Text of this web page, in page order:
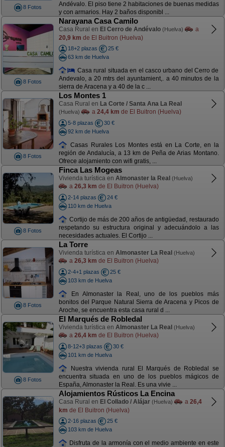
8 Fotos
Andévalo. El piso tiene 2 habitaciones de buenas medidas
y con armarios. Hay 2 baños disponibl ...
8 Fotos
Narayana Casa Camilo
Casa Rural en El Cerro de Andévalo (Huelva)
a
20,9 km de El Buitron (Huelva)
18+2 plazas
25 €
63 km de Huelva
Casa rural situada en el casco urbano del Cerro de
Andevalo, a 20 mtrs del ayuntamient,. a 40 minutos de la
sierra de Aracena y a 40 de la c ...
8 Fotos
Los Montes 1
Casa Rural en La Corte / Santa Ana La Real
(Huelva) a 24,4 km de El Buitron (Huelva)
5-8 plazas
30 €
92 km de Huelva
Casas Rurales Los Montes está en La Corte, en la
región de Andalucía, a 13 km de Peña de Arias Montano.
Ofrece alojamiento con wifi gratis, ...
8 Fotos
Finca Las Mogeas
Vivienda turística en Almonaster la Real (Huelva)
a 26,3 km de El Buitron (Huelva)
2-14 plazas
24 €
110 km de Huelva
Cortijo de más de 200 años de antigüedad, restaurado
respetando su estructura original y adecuándolo a las
necesidades actuales. El Cortijo ...
8 Fotos
La Torre
Vivienda turística en Almonaster La Real (Huelva)
a 26,3 km de El Buitron (Huelva)
2-4+1 plazas
25 €
103 km de Huelva
En Almonaster la Real, uno de los pueblos más
bonitos del Parque Natural Sierra de Aracena y Picos de
Aroche, se encuentra esta casa rural d ...
8 Fotos
El Marqués de Robledal
Vivienda turística en Almonaster La Real (Huelva)
a 26,4 km de El Buitron (Huelva)
8-12+3 plazas
30 €
101 km de Huelva
Nuestra vivienda rural El Marqués de Robledal se
encuentra situada en uno de los pueblos mágicos de
España, Almonaster la Real. Es una vivie ...
Alojamientos Rústicos La Encina
Casa Rural en El Collado / Alájar (Huelva) a 26,4
km de El Buitron (Huelva)
2-16 plazas
25 €
103 km de Huelva
Disfruta de la armonía con el medio ambiente en este